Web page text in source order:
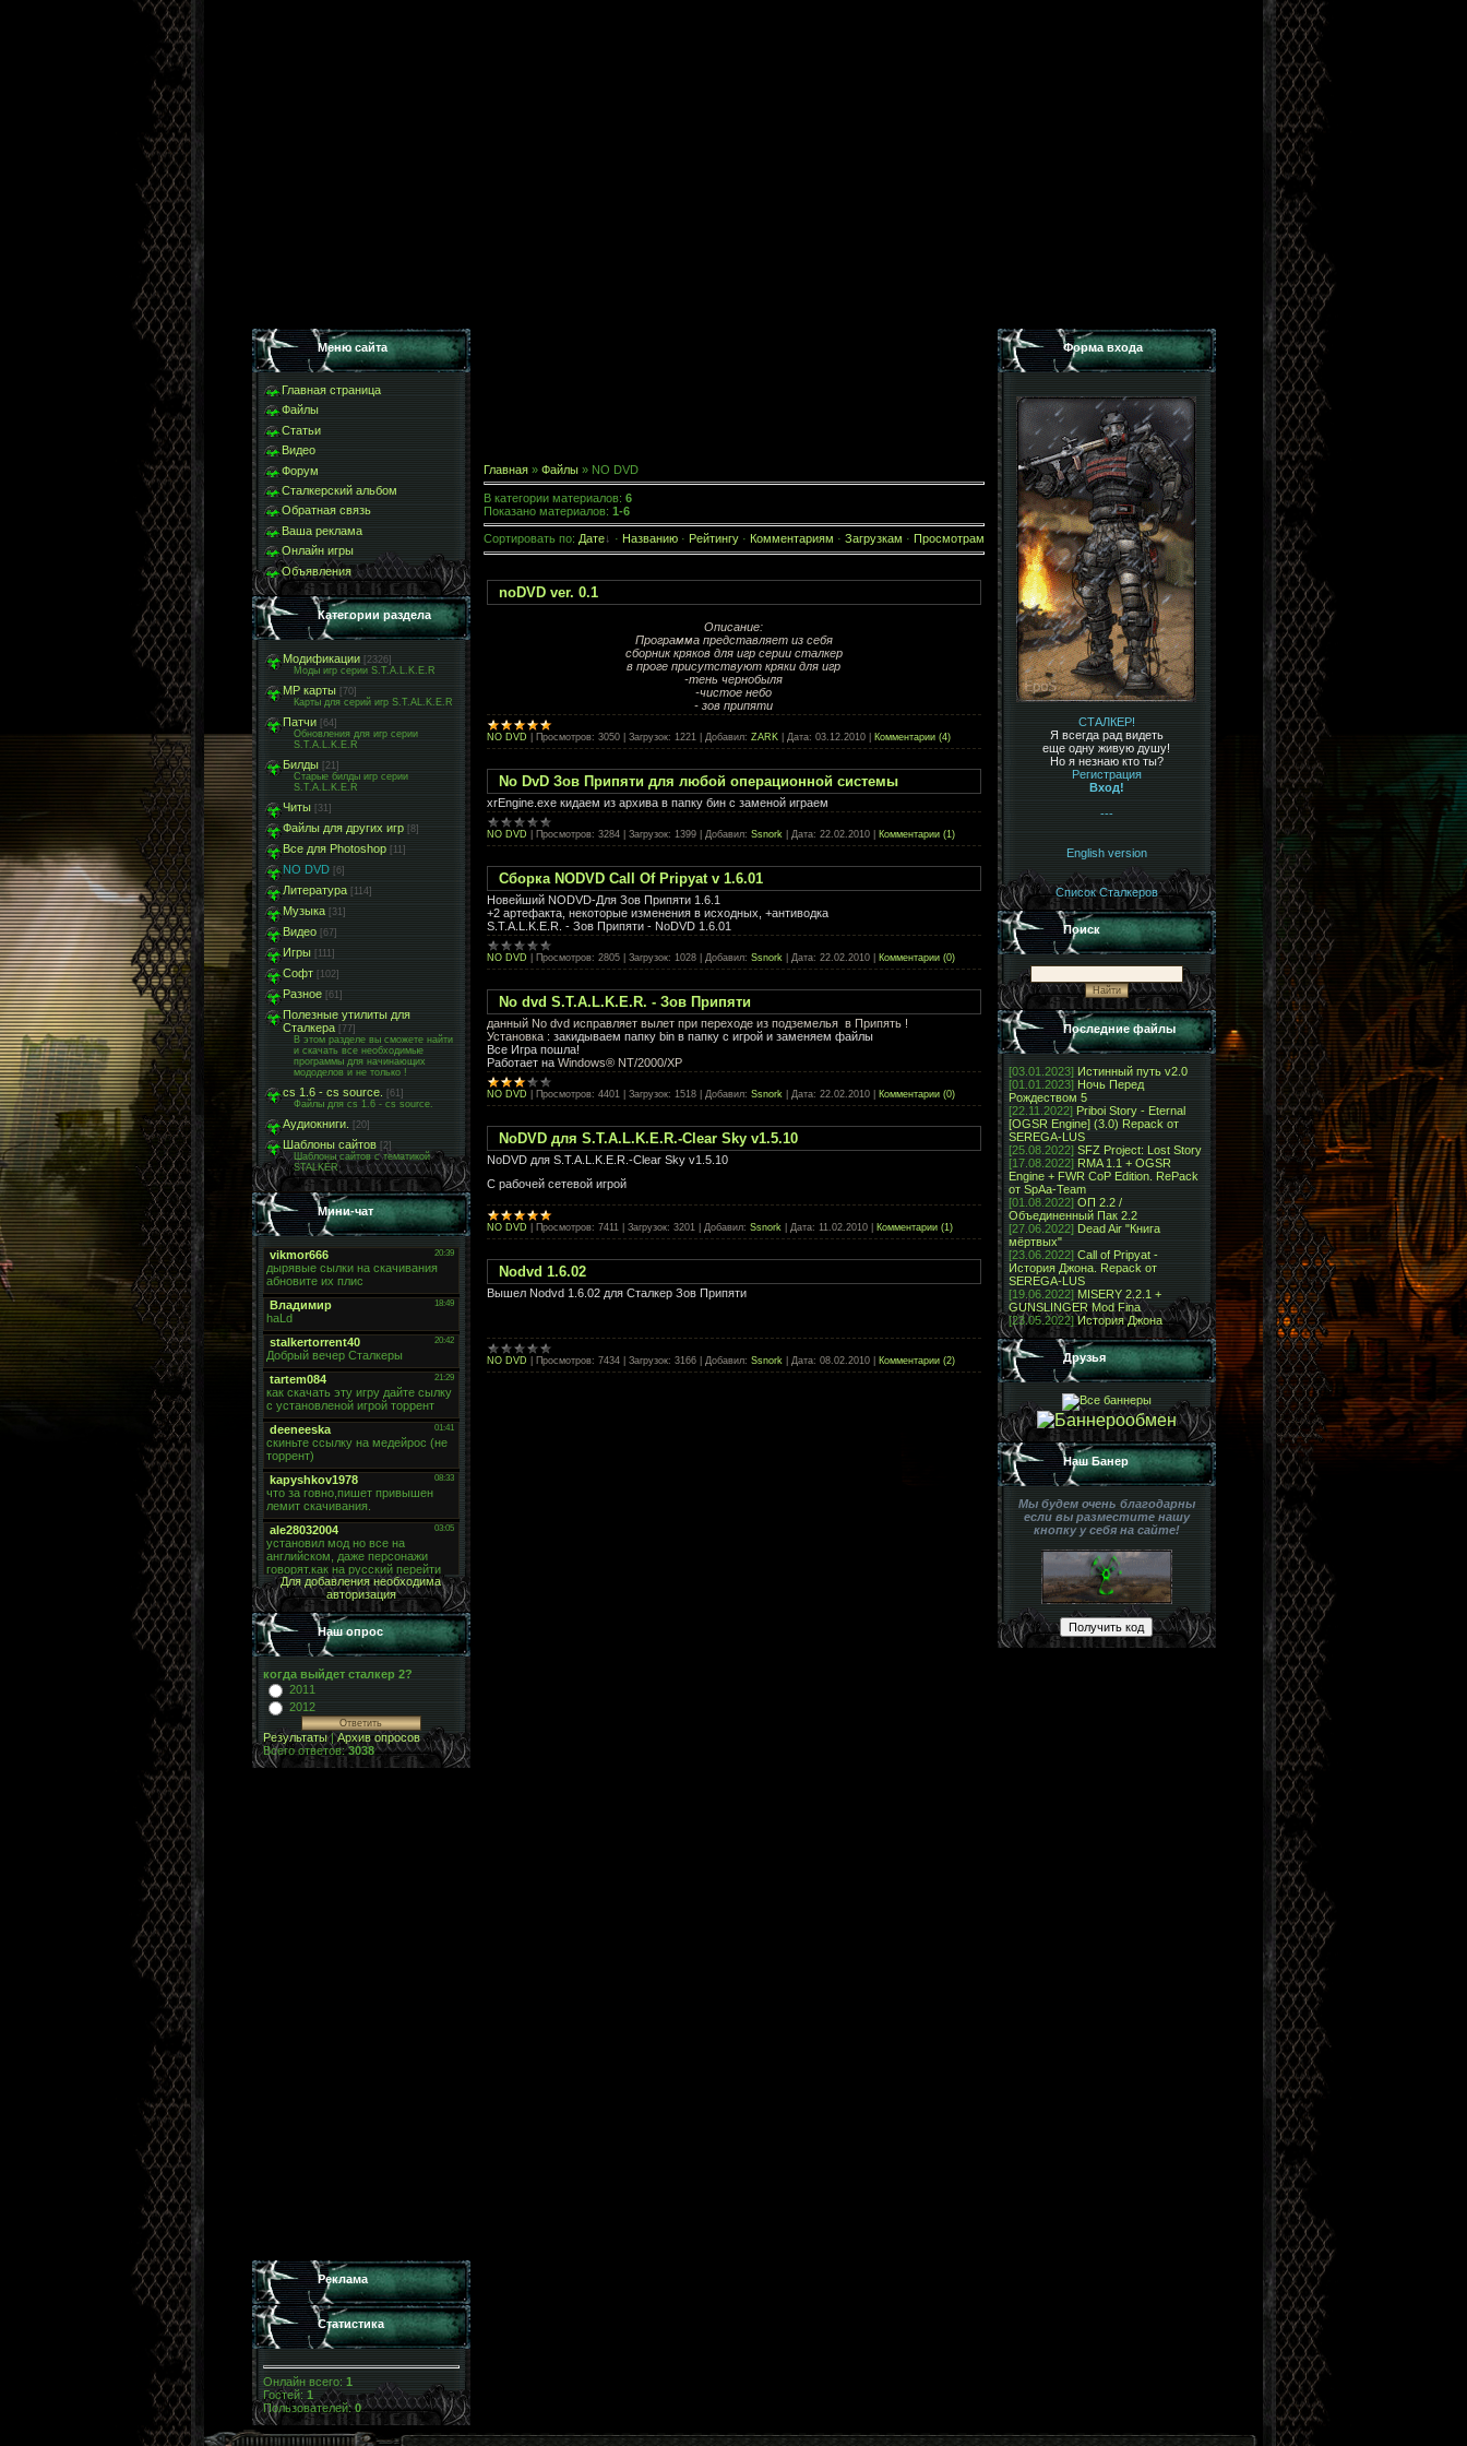
Меню сайта
Главная страница
Файлы
Статьи
Видео
Форум
Сталкерский альбом
Обратная связь
Ваша реклама
Онлайн игры
Объявления
Категории раздела
Модификации [2326]
Моды игр серии S.T.A.L.K.E.R
МР карты
[70]
Карты для серий игр S.T.AL.K.E.R
Патчи
[64]
Обновления для игр серии
S.T.A.L.K.E.R
Билды
[21]
Старые билды игр серии
S.T.A.L.K.E.R
Читы [31]
Файлы для других игр [8]
Все для Photoshop [11]
NO DVD [6]
Литература [114]
Музыка [31]
Видео [67]
Игры [111]
Софт [102]
Разное [61]
Полезные утилиты для
Сталкера [77]
В этом разделе вы сможете найти
и скачать все необходимые
программы для начинающих
мододелов и не только !
cs 1.6 - cs source.
[61]
Файлы для cs 1.6 - cs source.
Аудиокниги. [20]
Шаблоны сайтов
[2]
Шаблоны сайтов с тематикой
STALKER
Мини-чат
Для добавления необходима
авторизация
Наш опрос
когда выйдет сталкер 2?
2011
2012
Результаты|Архив опросов
Всего ответов:3038
Реклама
Статистика
Онлайн всего: 1
Гостей: 1
Пользователей:0
Главная» Файлы» NO DVD
В категории материалов: 6
Показано материалов: 1-6
Сортировать по: Дате · Названию· Рейтингу· Комментариям · Загрузкам · Просмотрам
noDVD ver. 0.1
Описание:
Программа представляет из себя
сборник кряков для игр серии сталкер
в проге присутствуют кряки для игр
-тень чернобыля
-чистое небо
- зов припяти
NO DVD Просмотров: 3050| Загрузок: 1221 Добавил: ZARK| Дата: 03.12.2010 Комментарии (4)
No DvD Зов Припяти для любой операционной системы
xrEngine.exe кидаем из архива в папку бин с заменой играем
NO DVD Просмотров: 3284| Загрузок: 1399| Добавил: Ssnork Дата: 22.02.2010 Комментарии (1)
Сборка NODVD Call Of Pripyat v 1.6.01
Новейший NODVD-Для Зов Припяти 1.6.1
+2 артефакта, некоторые изменения в исходных, +антиводка
S.T.A.L.K.E.R. - Зов Припяти - NoDVD 1.6.01
NO DVD Просмотров: 2805| Загрузок: 1028| Добавил: Ssnork Дата: 22.02.2010 Комментарии (0)
No dvd S.T.A.L.K.E.R. - Зов Припяти
данный No dvd исправляет вылет при переходе из подземелья в Припять !
Установка : закидываем папку bin в папку с игрой и заменяем файлы
Все Игра пошла!
Работает на Windows® NT/2000/XP
NO DVD Просмотров: 4401 Загрузок: 1518| Добавил: Ssnork Дата: 22.02.2010 Комментарии (0)
NoDVD для S.T.A.L.K.E.R.-Clear Sky v1.5.10
NoDVD для S.T.A.L.K.E.R.-Clear Sky v1.5.10
С рабочей сетевой игрой
NO DVD Просмотров: 7411 Загрузок: 3201 Добавил: Ssnork Дата: 11.02.2010 Комментарии (1)
Nodvd 1.6.02
Вышел Nodvd 1.6.02 для Сталкер Зов Припяти
NO DVD Просмотров: 7434| Загрузок: 3166| Добавил: Ssnork Дата: 08.02.2010 Комментарии (2)
Форма входа
СТАЛКЕР!
Я всегда рад видеть
еще одну живую душу!
Но я незнаю кто ты?
Регистрация
Вход!
---
English version
Список Сталкеров
Поиск
Последние файлы
[03.01.2023] Истинный путь v2.0
[01.01.2023] Ночь Перед
Рождеством 5
[22.11.2022] Priboi Story - Eternal
[OGSR Engine] (3.0) Repack от
SEREGA-LUS
[25.08.2022] SFZ Project: Lost Story
[17.08.2022] RMA 1.1 + OGSR
Engine + FWR CoP Edition. RePack
от SpAa-Team
[01.08.2022] ОП 2.2 /
Объединенный Пак 2.2
[27.06.2022] Dead Air "Книга
мёртвых"
[23.06.2022] Call of Pripyat -
История Джона. Repack от
SEREGA-LUS
[19.06.2022] MISERY 2.2.1 +
GUNSLINGER Mod Fina
[23.05.2022]История Джона
Друзья
Наш Банер
Мы будем очень благодарны
если вы разместите нашу
кнопку у себя на сайте!